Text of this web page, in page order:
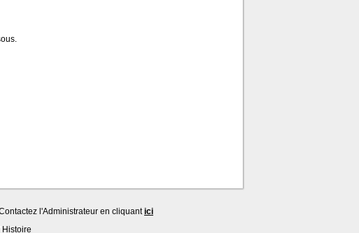
l'Administrateur en cliquantici
Histoire